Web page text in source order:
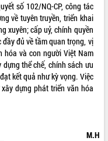
số 102/NQ-CP, công tác
về tuyên truyền, triển khai
xuyên; cấp uỷ, chính quyền
đủ về tầm quan trọng, vị
hóa và con người Việt Nam
thể chế, chính sách ưu
kết quả như kỳ vọng. Việc
dựng phát triển văn hóa
M.H